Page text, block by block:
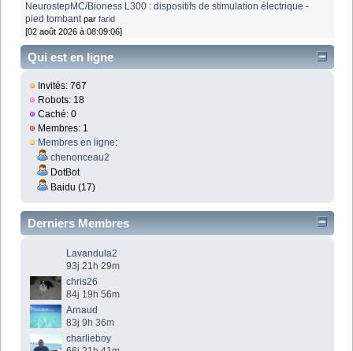
NeurostepMC/Bioness L300 : dispositifs de stimulation électrique -
pied tombant parfarid
[02 août 2026 à 08:09:06]
Qui est en ligne
Invités: 767
Robots: 18
Caché: 0
Membres: 1
Membres en ligne:
chenonceau2
DotBot
Baidu (17)
Derniers Membres
Lavandula2
93j 21h 29m
chris26
84j 19h 56m
Arnaud
83j 9h 36m
charlieboy